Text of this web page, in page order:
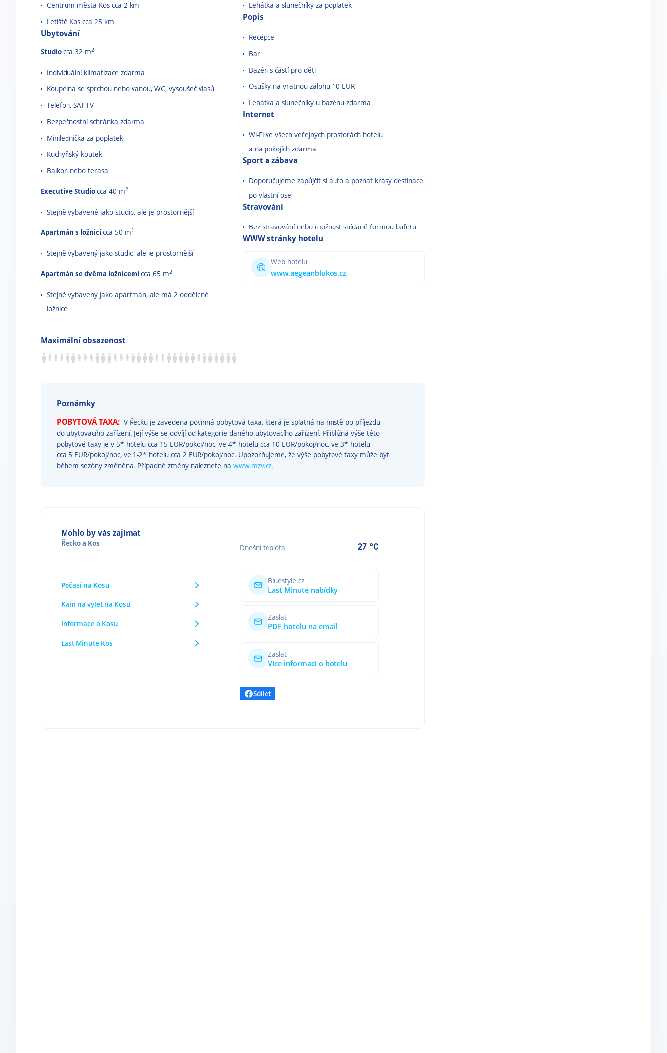
Centrum města Kos cca 2 km
Letiště Kos cca 25 km
Ubytování
Studiocca 32 m2
Individuální klimatizace zdarma
Koupelna se sprchou nebo vanou, WC, vysoušeč vlasů
Telefon, SAT-TV
Bezpečnostní schránka zdarma
Minilednička za poplatek
Kuchyňský koutek
Balkon nebo terasa
Executive Studiocca 40 m2
Stejně vybavené jako studio, ale je prostornější
Apartmán s ložnicícca 50 m2
Stejně vybavený jako studio, ale je prostornější
Apartmán se dvěma ložnicemi cca 65 m2
Stejně vybavený jako apartmán, ale má 2 oddělené
ložnice
Lehátka a slunečníky za poplatek
Popis
Recepce
Bar
Bazén s částí pro děti
Osušky na vratnou zálohu 10 EUR
Lehátka a slunečníky u bazénu zdarma
Internet
Wi-Fi ve všech veřejných prostorách hotelu
a na pokojích zdarma
Sport a zábava
Doporučujeme zapůjčit si auto a poznat krásy destinace
po vlastní ose
Stravování
Bez stravování nebo možnost snídaně formou bufetu
WWW stránky hotelu
Web hotelu
www.aegeanblukos.cz
Maximální obsazenost
Poznámky
POBYTOVÁ TAXA: V Řecku je zavedena povinná pobytová taxa, která je splatná na místě po příjezdu
do ubytovacího zařízení. Její výše se odvíjí od kategorie daného ubytovacího zařízení. Přibližná výše této
pobytové taxy je v 5* hotelu cca 15 EUR/pokoj/noc, ve 4* hotelu cca 10 EUR/pokoj/noc, ve 3* hotelu
cca 5 EUR/pokoj/noc, ve 1-2* hotelu cca 2 EUR/pokoj/noc. Upozorňujeme, že výše pobytové taxy může být
během sezóny změněna. Případné změny naleznete na www.mzv.cz.
Mohlo by vás zajímat
Řeckoa Kos
Počasí na Kosu
Kam na výlet na Kosu
Informace o Kosu
Last Minute Kos
Dnešní teplota 27 °C
Bluestyle.cz
Last Minute nabídky
Zaslat
PDF hotelu na email
Zaslat
Více informací o hotelu
Sdílet